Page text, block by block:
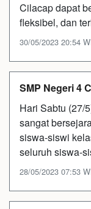
Cilacap dapat
fleksibel, dan
30/05/2023 20:54
SMP Negeri 4
Hari Sabtu (27/
sangat
siswa-siswi
seluruh siswa-
28/05/2023 07:53